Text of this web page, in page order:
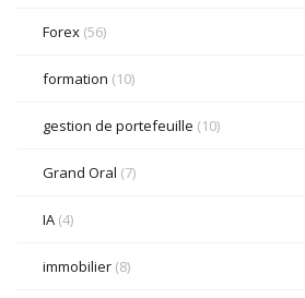
Forex (56)
formation (10)
gestion de portefeuille (10)
Grand Oral (7)
IA (4)
immobilier (8)